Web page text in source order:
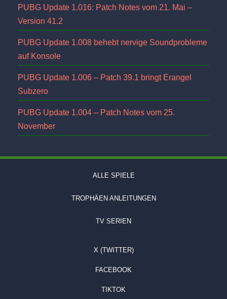
PUBG Update 1.016: Patch Notes vom 21. Mai –
Version 41.2
PUBG Update 1.008 behebt nervige Soundprobleme
auf Konsole
PUBG Update 1.006 – Patch 39.1 bringt Erangel
Subzero
PUBG Update 1.004 – Patch Notes vom 25.
November
ALLE SPIELE
TROPHÄEN ANLEITUNGEN
TV SERIEN
X (TWITTER)
FACEBOOK
TIKTOK